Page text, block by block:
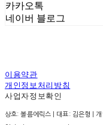
카카오톡
네이버 블로그
이용약관
개인정보처리방침
사업자정보확인
상호: 볼름에릭스 | 대표: 김은형 |